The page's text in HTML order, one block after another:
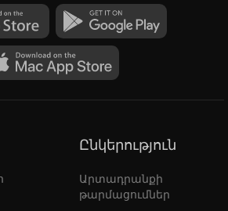
Ընկերություն
Արտադրանքի
թարմացումներ